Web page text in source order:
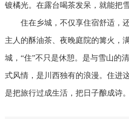
镀橘光。在露台喝茶发呆，就能把
住在乡城，不仅享住宿舒适，
主人的酥油茶、夜晚庭院的篝火，
城，“住”不只是休憩。是与雪山的
式风情，是川西独有的浪漫。住进
是把旅行过成生活，把日子酿成诗。